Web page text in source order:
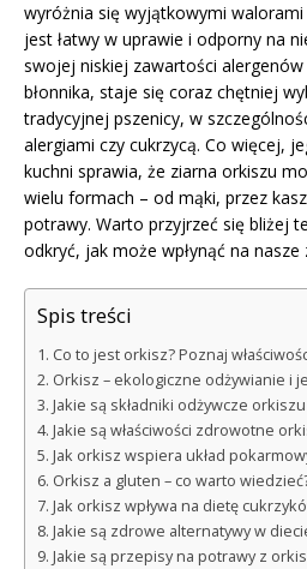
wyróżnia się wyjątkowymi
jest łatwy w uprawie i odporny na
swojej niskiej zawartości
błonnika, staje się coraz chętniej
tradycyjnej pszenicy, w
alergiami czy cukrzycą. Co więcej,
kuchni sprawia, że ziarna orkiszu
wielu formach – od mąki, przez
potrawy. Warto przyjrzeć się bliżej
odkryć, jak może wpłynąć na
Spis treści
Co to jest orkisz? Poznaj
Orkisz – ekologiczne odżywianie i
Jakie są składniki odżywcze
Jakie są właściwości zdrowotne
Jak orkisz wspiera układ
Orkisz a gluten – co warto
Jak orkisz wpływa na dietę
Jakie są zdrowe alternatywy w
Jakie są przepisy na potrawy z